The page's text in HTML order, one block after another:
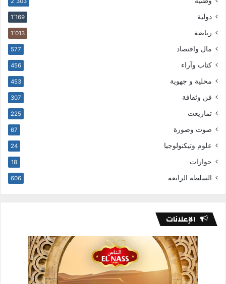
دولية 1٬169
رياضة 1٬013
مال واقتصاد 577
كتاب وآراء 456
محلية و جهوية 453
فن وثقافة 307
تمازيغت 225
صوت وصورة 67
علوم وتيكنولوجيا 24
حوارات 18
السلطة الرابعة 606
الإعلانات